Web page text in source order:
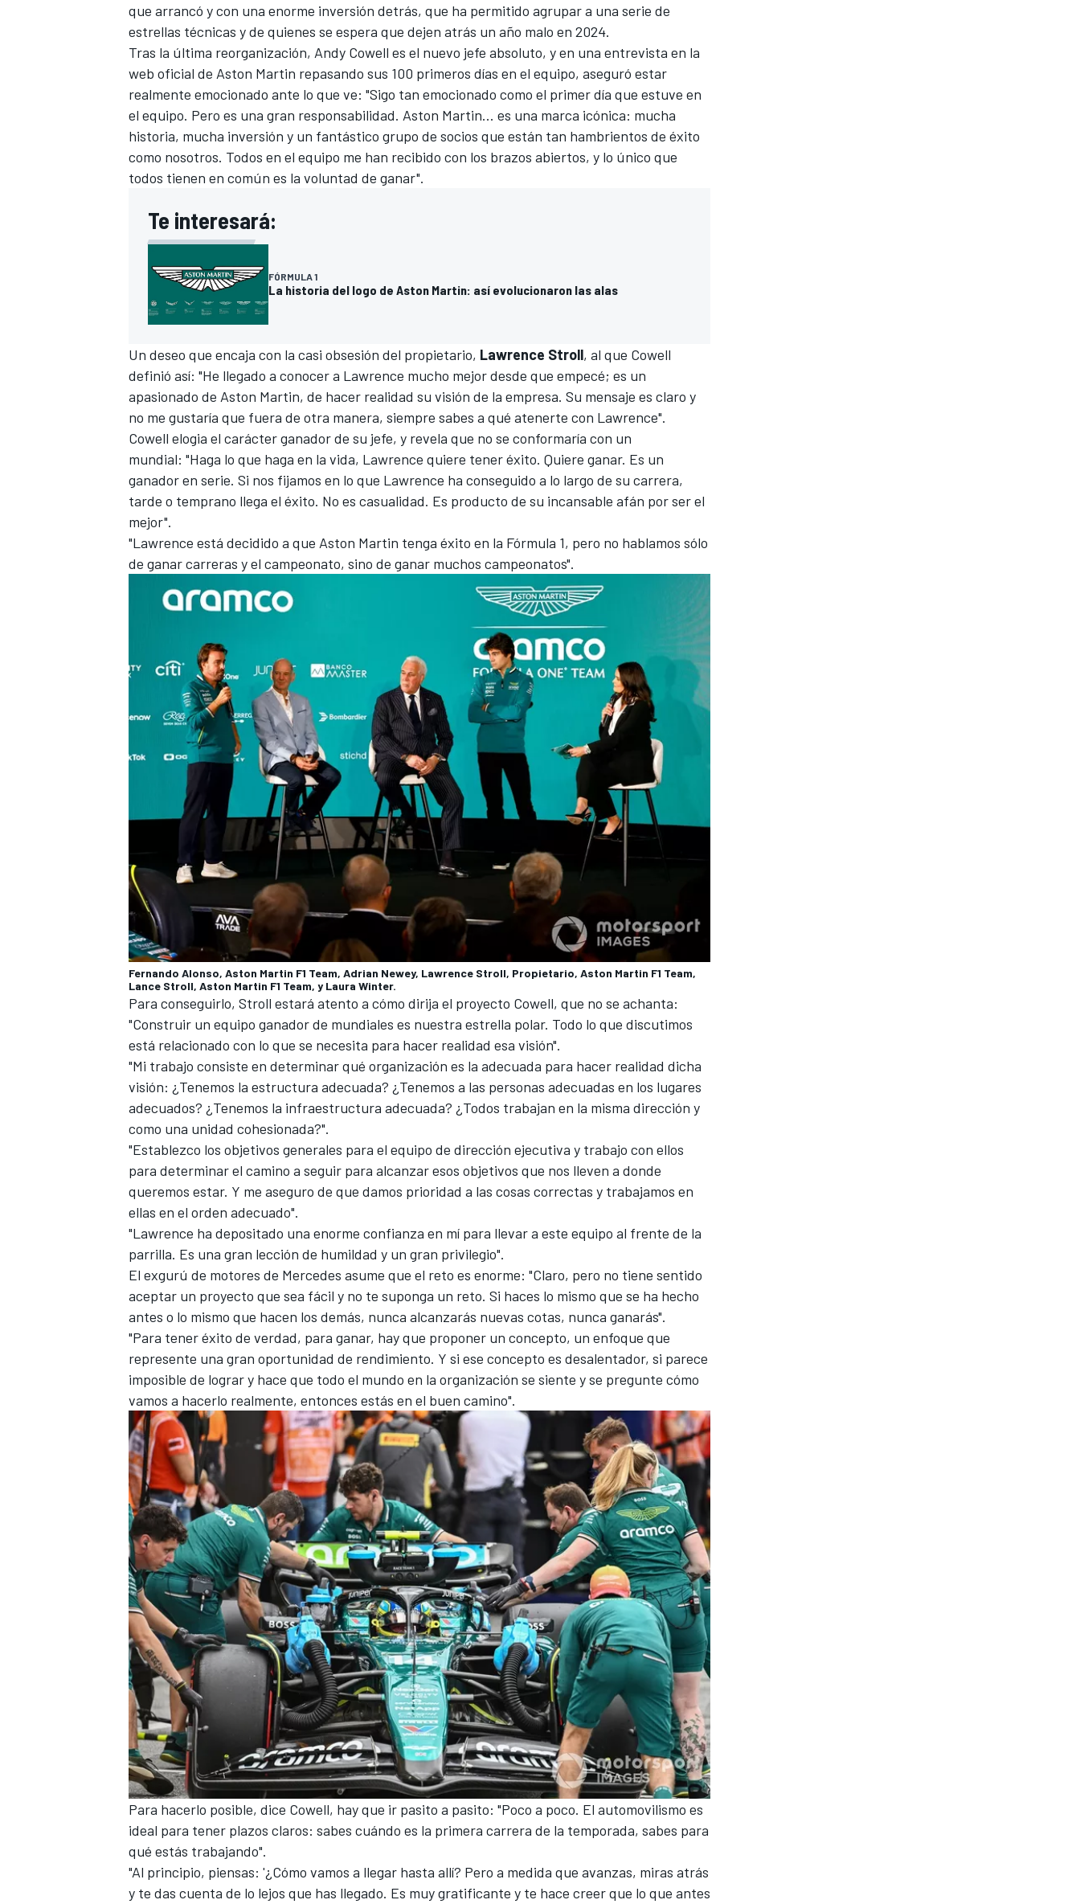
MÁS CATEGORÍAS
que arrancó y con una enorme inversión detrás, que ha permitido agrupar a una serie de
estrellas técnicas y de quienes se espera que dejen atrás un año malo en 2024.
Tras la última reorganización, Andy Cowell es el nuevo jefe absoluto, y en una entrevista en la
web oficial de Aston Martin repasando sus 100 primeros días en el equipo, aseguró estar
realmente emocionado ante lo que ve: "Sigo tan emocionado como el primer día que estuve en
el equipo. Pero es una gran responsabilidad. Aston Martin... es una marca icónica: mucha
historia, mucha inversión y un fantástico grupo de socios que están tan hambrientos de éxito
como nosotros. Todos en el equipo me han recibido con los brazos abiertos, y lo único que
todos tienen en común es la voluntad de ganar".
Te interesará:
FÓRMULA 1
La historia del logo de Aston Martin: así evolucionaron las alas
Un deseo que encaja con la casi obsesión del propietario, Lawrence Stroll, al que Cowell
definió así: "He llegado a conocer a Lawrence mucho mejor desde que empecé; es un
apasionado de Aston Martin, de hacer realidad su visión de la empresa. Su mensaje es claro y
no me gustaría que fuera de otra manera, siempre sabes a qué atenerte con Lawrence".
Cowell elogia el carácter ganador de su jefe, y revela que no se conformaría con un
mundial: "Haga lo que haga en la vida, Lawrence quiere tener éxito. Quiere ganar. Es un
ganador en serie. Si nos fijamos en lo que Lawrence ha conseguido a lo largo de su carrera,
tarde o temprano llega el éxito. No es casualidad. Es producto de su incansable afán por ser el
mejor".
"Lawrence está decidido a que Aston Martin tenga éxito en la Fórmula 1, pero no hablamos sólo
de ganar carreras y el campeonato, sino de ganar muchos campeonatos".
Fernando Alonso, Aston Martin F1 Team, Adrian Newey, Lawrence Stroll, Propietario, Aston Martin F1 Team,
Lance Stroll, Aston Martin F1 Team, y Laura Winter.
Para conseguirlo, Stroll estará atento a cómo dirija el proyecto Cowell, que no se achanta:
"Construir un equipo ganador de mundiales es nuestra estrella polar. Todo lo que discutimos
está relacionado con lo que se necesita para hacer realidad esa visión".
"Mi trabajo consiste en determinar qué organización es la adecuada para hacer realidad dicha
visión: ¿Tenemos la estructura adecuada? ¿Tenemos a las personas adecuadas en los lugares
adecuados? ¿Tenemos la infraestructura adecuada? ¿Todos trabajan en la misma dirección y
como una unidad cohesionada?".
"Establezco los objetivos generales para el equipo de dirección ejecutiva y trabajo con ellos
para determinar el camino a seguir para alcanzar esos objetivos que nos lleven a donde
queremos estar. Y me aseguro de que damos prioridad a las cosas correctas y trabajamos en
ellas en el orden adecuado".
"Lawrence ha depositado una enorme confianza en mí para llevar a este equipo al frente de la
parrilla. Es una gran lección de humildad y un gran privilegio".
El exgurú de motores de Mercedes asume que el reto es enorme: "Claro, pero no tiene sentido
aceptar un proyecto que sea fácil y no te suponga un reto. Si haces lo mismo que se ha hecho
antes o lo mismo que hacen los demás, nunca alcanzarás nuevas cotas, nunca ganarás".
"Para tener éxito de verdad, para ganar, hay que proponer un concepto, un enfoque que
represente una gran oportunidad de rendimiento. Y si ese concepto es desalentador, si parece
imposible de lograr y hace que todo el mundo en la organización se siente y se pregunte cómo
vamos a hacerlo realmente, entonces estás en el buen camino".
Para hacerlo posible, dice Cowell, hay que ir pasito a pasito: "Poco a poco. El automovilismo es
ideal para tener plazos claros: sabes cuándo es la primera carrera de la temporada, sabes para
qué estás trabajando".
"Al principio, piensas: '¿Cómo vamos a llegar hasta allí? Pero a medida que avanzas, miras atrás
y te das cuenta de lo lejos que has llegado. Es muy gratificante y te hace creer que lo que antes